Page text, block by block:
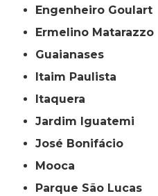
Engenheiro Goulart
Ermelino Matarazzo
Guaianases
Itaim Paulista
Itaquera
Jardim Iguatemi
José Bonifácio
Mooca
Parque São Lucas